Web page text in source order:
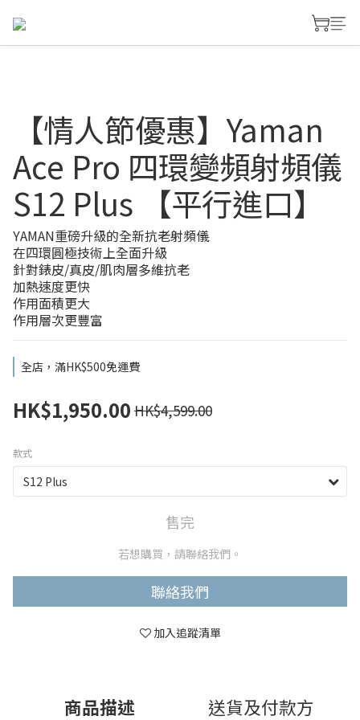
【情人節優惠】Yaman
Ace Pro 四環變頻射頻儀
S12 Plus 【平行進口】
YAMAN重磅升級的全新抗老射頻儀
在四環圓極技術上全面升級
針對錶皮/真皮/肌肉層多維抗老
加熱速度更快
作用面積更大
作用層次更豐富
全店，滿HK$500免運費
HK$1,950.00 HK$4,599.00
款式
售完
若想購買，請聯絡我們。
聯絡我們
加入追蹤清單
商品描述
送貨及付款方